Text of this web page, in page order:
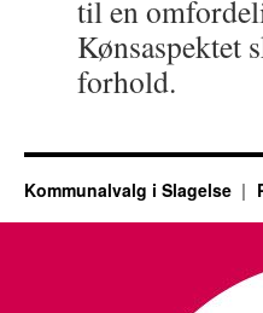
til en
Kønsaspektet
forhold.
Kommunalvalg i Slagelse